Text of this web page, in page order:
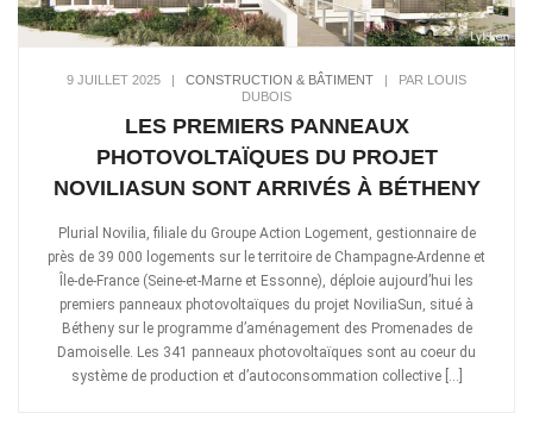
9 JUILLET 2025 | CONSTRUCTION & BÂTIMENT | PAR LOUIS
DUBOIS
LES PREMIERS PANNEAUX
PHOTOVOLTAÏQUES DU PROJET
NOVILIASUN SONT ARRIVÉS À BÉTHENY
Plurial Novilia, filiale du Groupe Action Logement, gestionnaire de
près de 39 000 logements sur le territoire de Champagne-Ardenne et
Île-de-France (Seine-et-Marne et Essonne), déploie aujourd’hui les
premiers panneaux photovoltaïques du projet NoviliaSun, situé à
Bétheny sur le programme d’aménagement des Promenades de
Damoiselle. Les 341 panneaux photovoltaïques sont au coeur du
système de production et d’autoconsommation collective […]